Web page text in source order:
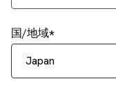
国/地域
Japan